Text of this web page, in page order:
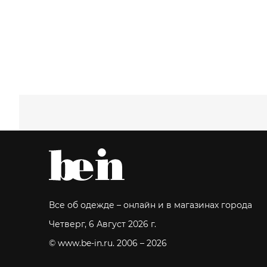
Все об одежде – онлайн и в магазинах города
Четверг, 6 Август 2026 г.
© www.be-in.ru. 2006 – 2026